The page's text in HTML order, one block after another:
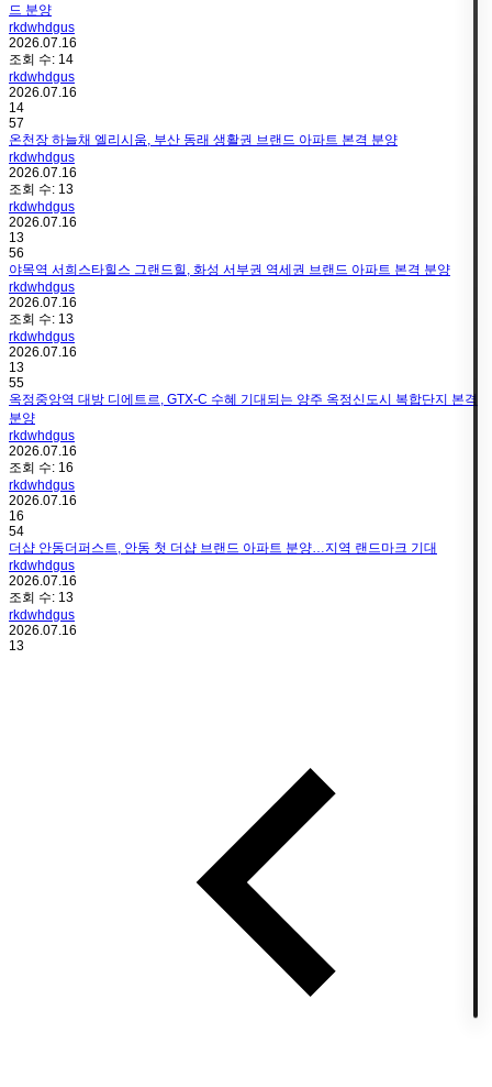
드 분양
rkdwhdgus
2026.07.16
조회 수: 14
rkdwhdgus
2026.07.16
14
57
온천장 하늘채 엘리시움, 부산 동래 생활권 브랜드 아파트 본격 분양
rkdwhdgus
2026.07.16
조회 수: 13
rkdwhdgus
2026.07.16
13
56
야목역 서희스타힐스 그랜드힐, 화성 서부권 역세권 브랜드 아파트 본격 분양
rkdwhdgus
2026.07.16
조회 수: 13
rkdwhdgus
2026.07.16
13
55
옥정중앙역 대방 디에트르, GTX-C 수혜 기대되는 양주 옥정신도시 복합단지 본격
분양
rkdwhdgus
2026.07.16
조회 수: 16
rkdwhdgus
2026.07.16
16
54
더샵 안동더퍼스트, 안동 첫 더샵 브랜드 아파트 분양…지역 랜드마크 기대
rkdwhdgus
2026.07.16
조회 수: 13
rkdwhdgus
2026.07.16
13